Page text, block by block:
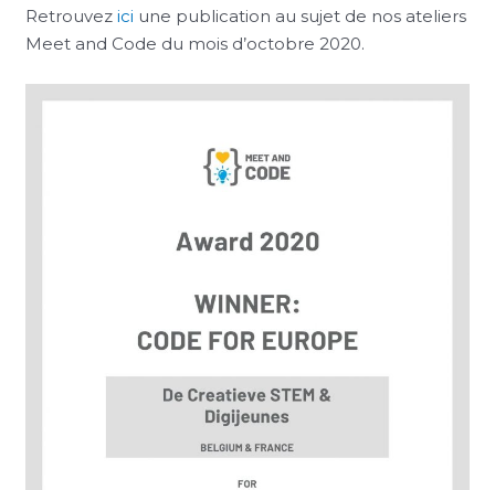
Retrouvezici une publication au sujet de nos ateliers
Meet and Code du mois d’octobre 2020.